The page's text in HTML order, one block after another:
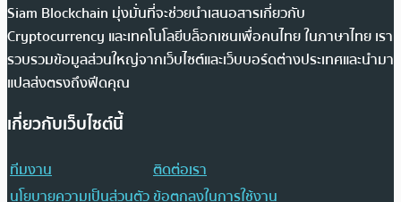
Siam Blockchain มุ่งมั่นที่จะช่วยนำเสนอสารเกี่ยวกับ
Cryptocurrency และเทคโนโลยีบล็อกเชนเพื่อคนไทย ในภาษาไทย เรา
รวบรวมข้อมูลส่วนใหญ่จากเว็บไซต์และเว็บบอร์ดต่างประเทศและนำมา
แปลส่งตรงถึงฟีดคุณ
เกี่ยวกับเว็บไซต์นี้
ทีมงาน
ติดต่อเรา
นโยบายความเป็นส่วนตัวข้อตกลงในการใช้งาน